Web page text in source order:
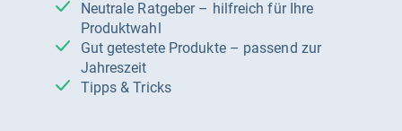
Neutrale Ratgeber – hilfreich für Ihre
Produktwahl
Gut getestete Produkte – passend zur
Jahreszeit
Tipps & Tricks